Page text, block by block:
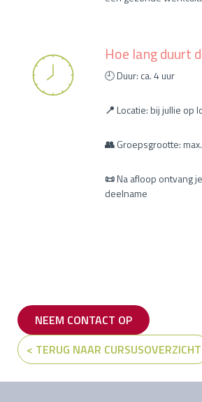
Hoe lang duurt
🕘 Duur: ca. 4 uur
📍Locatie: bij jullie op
👥Groepsgrootte:
📜Na afloop ontvang
deelname
NEEM CONTACT OP
< TERUG NAAR CURSUSOVERZICHT